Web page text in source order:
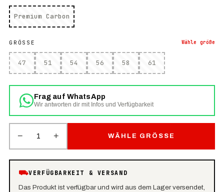
Premium Carbon
GRÖSSE Wähle größe
47 51 54 56 58 61
Frag auf WhatsApp
Wir antworten dir mit Infos und Verfügbarkeit
− 1 + WÄHLE GRÖSSE
⛟VERFÜGBARKEIT & VERSAND
Das Produkt ist verfügbar und wird aus dem Lager versendet,